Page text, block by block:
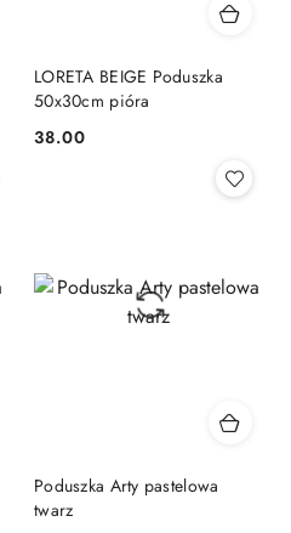
LORETA BEIGE Poduszka
50x30cm pióra
Cena:
38.00
Poduszka Arty pastelowa
twarz